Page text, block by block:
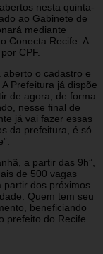
nesta quinta-
ao Gabinete de
mediante
Conecta Recife. A
CPF.
aberto o cadastro e
Prefeitura já dispõe
de agora, de forma
nesse final de
já vai fazer essas
da prefeitura, é só
a partir das 9h”,
de 500 vagas
partir dos próximos
Quem tem seu
beneficiando
prefeito do Recife.